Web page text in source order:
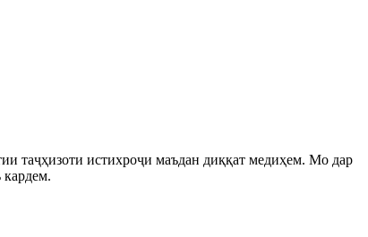
таҷҳизоти истихроҷи маъдан диққат медиҳем. Мо дар
кардем.